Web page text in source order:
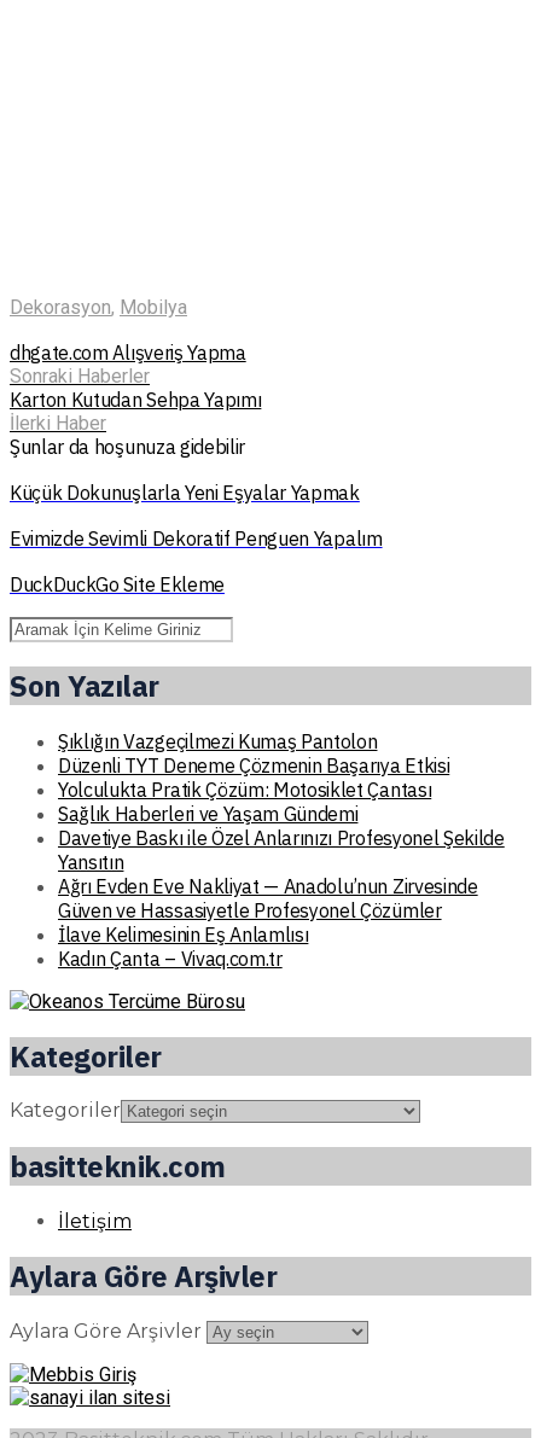
Dekorasyon, Mobilya
dhgate.com Alışveriş Yapma
Sonraki Haberler
Karton Kutudan Sehpa Yapımı
İlerki Haber
Şunlar da hoşunuza gidebilir
Küçük Dokunuşlarla Yeni Eşyalar Yapmak
Evimizde Sevimli Dekoratif Penguen Yapalım
DuckDuckGo Site Ekleme
Son Yazılar
Şıklığın Vazgeçilmezi Kumaş Pantolon
Düzenli TYT Deneme Çözmenin Başarıya Etkisi
Yolculukta Pratik Çözüm: Motosiklet Çantası
Sağlık Haberleri ve Yaşam Gündemi
Davetiye Baskı ile Özel Anlarınızı Profesyonel Şekilde
Yansıtın
Ağrı Evden Eve Nakliyat — Anadolu’nun Zirvesinde
Güven ve Hassasiyetle Profesyonel Çözümler
İlave Kelimesinin Eş Anlamlısı
Kadın Çanta – Vivaq.com.tr
Kategoriler
Kategoriler
basitteknik.com
İletişim
Aylara Göre Arşivler
Aylara Göre Arşivler